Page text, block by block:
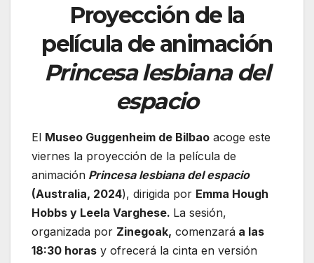
Proyección de la
película de animación
Princesa lesbiana del
espacio
El Museo Guggenheim de Bilbao acoge este
viernes la proyección de la película de
animación Princesa lesbiana del espacio
(Australia, 2024), dirigida por Emma Hough
Hobbs y Leela Varghese. La sesión,
organizada por Zinegoak, comenzará a las
18:30 horas y ofrecerá la cinta en versión